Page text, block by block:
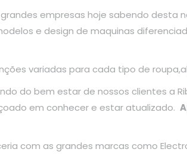
grandes empresas hoje sabendo desta
e design de maquinas
variadas para cada tipo de
do bem estar de nossos clientes a
em conhecer e estar atualizado.
com as grandes marcas como